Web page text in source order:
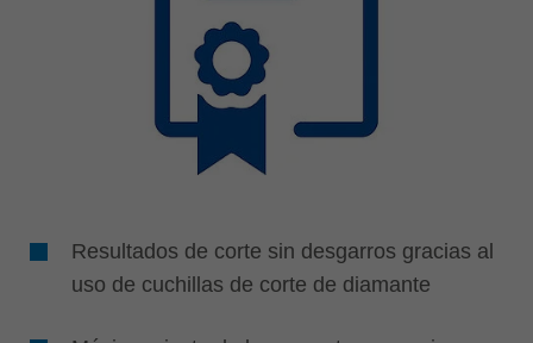
Resultados de corte sin desgarros gracias al
uso de cuchillas de corte de diamante